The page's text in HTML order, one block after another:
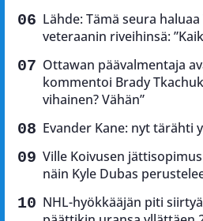
Lähde: Tämä seura
veteraanin riveihinsä:
Ottawan päävalmentaja
kommentoi Brady
vihainen? Vähän”
Evander Kane: nyt tärähti
Ville Koivusen
näin Kyle Dubas
NHL-hyökkääjän piti